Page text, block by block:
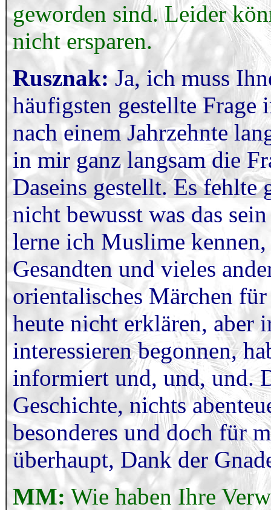
geworden sind. Leider
nicht ersparen.
Rusznak:Ja, ich muss
häufigsten gestellte Frage
nach einem Jahrzehnte
in mir ganz langsam die
Daseins gestellt. Es fehlte
nicht bewusst was das
lerne ich Muslime
Gesandten und vieles
orientalisches Märchen
heute nicht erklären, aber
interessieren begonnen,
informiert und, und, und.
Geschichte, nichts
besonderes und doch für
überhaupt, Dank der
MM:Wie haben Ihre